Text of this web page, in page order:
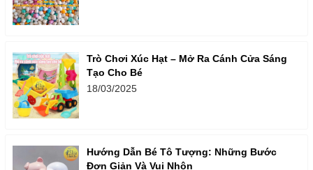
Trò Chơi Xúc Hạt – Mở Ra Cánh Cửa Sáng
Tạo Cho Bé
18/03/2025
Hướng Dẫn Bé Tô Tượng: Những Bước
Đơn Giản Và Vui Nhộn